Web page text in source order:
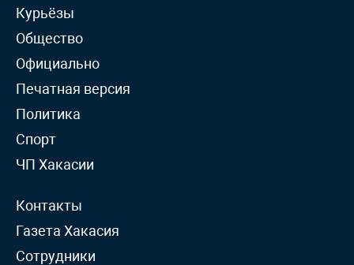
Курьёзы
Общество
Официально
Печатная версия
Политика
Спорт
ЧП Хакасии
Контакты
Газета Хакасия
Сотрудники